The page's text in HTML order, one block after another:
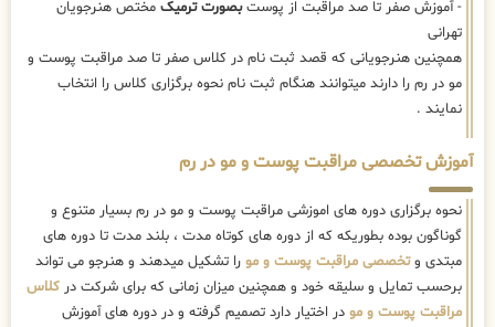
- آموزش صفر تا صد مراقبت از پوستبصورت ترمیک مختص هنرجویان
تهرانی
همچنین هنرجویانی که قصد ثبت نام در کلاس صفر تا صد مراقبت پوست و
مو در رم را دارند میتوانند هنگام ثبت نام نحوه برگزاری کلاس را انتخاب
نمایند .
آموزش تخصصی مراقبت پوست و مو در رم
نحوه برگزاری دوره های اموزشی مراقبت پوست و مو در رم بسیار متنوع و
گوناگون بوده بطوریکه که از دوره های کوتاه مدت ، بلند مدت تا دوره های
مبتدی وتخصصی مراقبت پوست و مو را تشکیل میدهند و هنرجو می تواند
برحسب تمایل و سلیقه خود و همچنین میزان زمانی که برای شرکت در کلاس
مراقبت پوست و مو در اختیار دارد تصمیم گرفته و در دوره های آموزش